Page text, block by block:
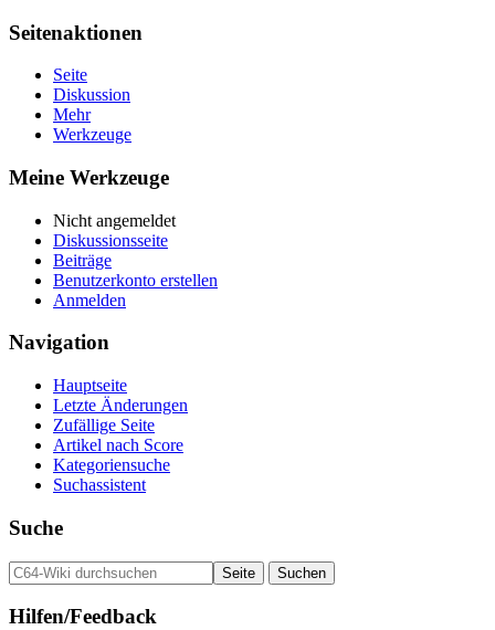
Seitenaktionen
Seite
Diskussion
Mehr
Werkzeuge
Meine Werkzeuge
Nicht angemeldet
Diskussionsseite
Beiträge
Benutzerkonto erstellen
Anmelden
Navigation
Hauptseite
Letzte Änderungen
Zufällige Seite
Artikel nach Score
Kategoriensuche
Suchassistent
Suche
Hilfen/Feedback